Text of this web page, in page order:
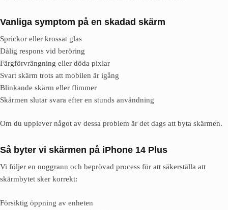
Vanliga symptom på en skadad skärm
Sprickor eller krossat glas
Dålig respons vid beröring
Färgförvrängning eller döda pixlar
Svart skärm trots att mobilen är igång
Blinkande skärm eller flimmer
Skärmen slutar svara efter en stunds användning
Om du upplever något av dessa problem är det dags att byta skärmen.
Så byter vi skärmen på iPhone 14 Plus
Vi följer en noggrann och beprövad process för att säkerställa att
skärmbytet sker korrekt:
Försiktig öppning av enheten